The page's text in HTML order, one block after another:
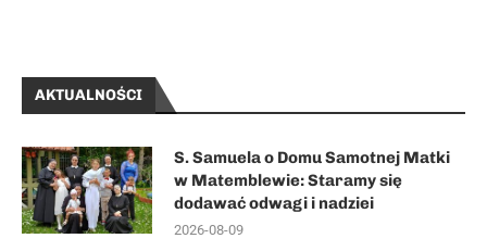
AKTUALNOŚCI
S. Samuela o Domu Samotnej Matki
w Matemblewie: Staramy się
dodawać odwagi i nadziei
2026-08-09